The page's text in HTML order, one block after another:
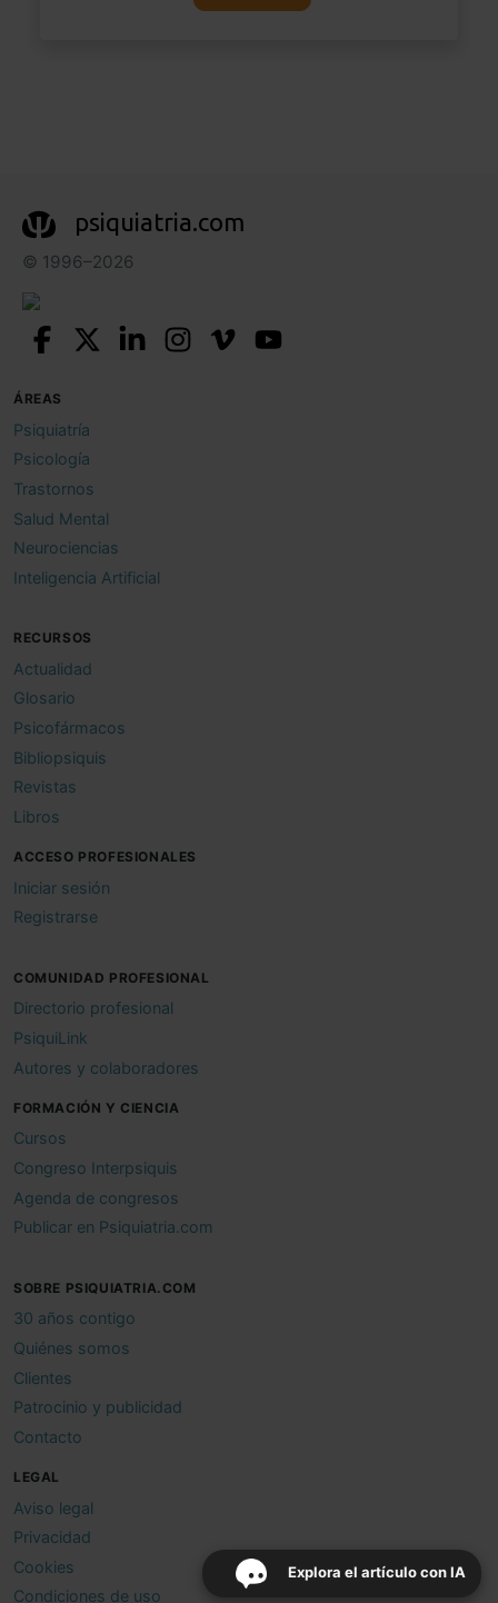
Explora el artículo con IA
psiquiatria.com
© 1996–2026
ÁREAS
Psiquiatría
Psicología
Trastornos
Salud Mental
Neurociencias
Inteligencia Artificial
RECURSOS
Actualidad
Glosario
Psicofármacos
Bibliopsiquis
Revistas
Libros
ACCESO PROFESIONALES
Iniciar sesión
Registrarse
COMUNIDAD PROFESIONAL
Directorio profesional
PsiquiLink
Autores y colaboradores
FORMACIÓN Y CIENCIA
Cursos
Congreso Interpsiquis
Agenda de congresos
Publicar en Psiquiatria.com
SOBRE PSIQUIATRIA.COM
30 años contigo
Quiénes somos
Clientes
Patrocinio y publicidad
Contacto
LEGAL
Aviso legal
Privacidad
Cookies
Condiciones de uso